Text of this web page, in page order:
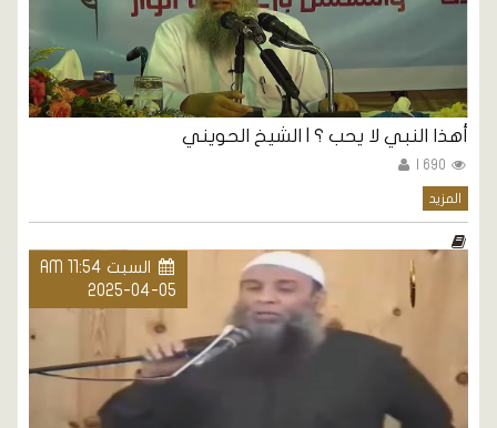
أهذا النبي لا يحب ؟ | الشيخ الحويني
المزيد
السبت AM 11:54
2025-04-05